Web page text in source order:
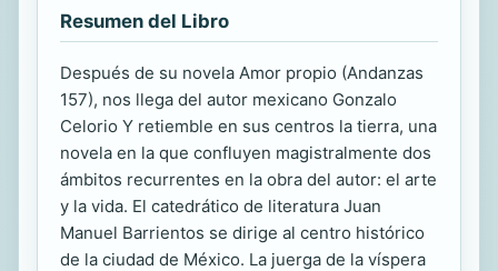
Resumen del Libro
Después de su novela Amor propio (Andanzas
157), nos llega del autor mexicano Gonzalo
Celorio Y retiemble en sus centros la tierra, una
novela en la que confluyen magistralmente dos
ámbitos recurrentes en la obra del autor: el arte
y la vida. El catedrático de literatura Juan
Manuel Barrientos se dirige al centro histórico
de la ciudad de México. La juerga de la víspera